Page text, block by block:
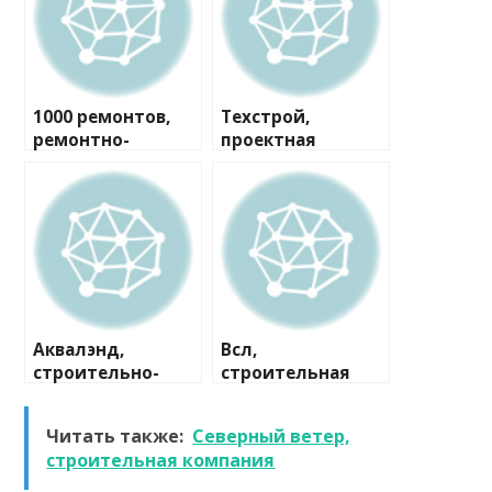
1000 ремонтов,
ремонтно-
компания
Техстрой,
проектная
Аквалэнд,
строительно-
Всл,
строительная
Читать также: Северный ветер,
строительная компания